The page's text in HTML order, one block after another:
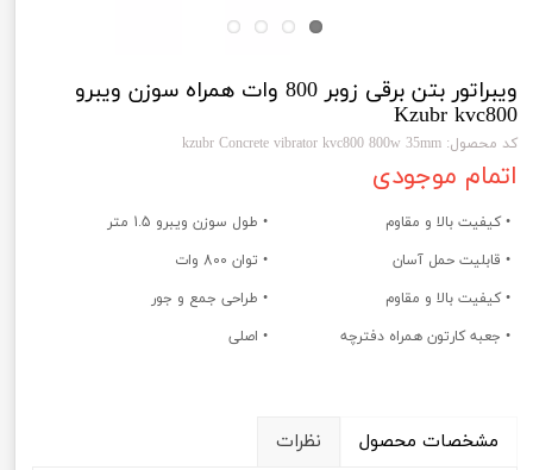
ویبراتور بتن برقی زوبر 800 وات همراه سوزن ویبرو
Kzubr kvc800
کد محصول: kzubr Concrete vibrator kvc800 800w 35mm
اتمام موجودی
• کیفیت بالا و مقاوم
• طول سوزن ویبرو 1.5 متر
• قابلیت حمل آسان
• توان 800 وات
• کیفیت بالا و مقاوم
• طراحی جمع و جور
• جعبه کارتون همراه دفترچه
• اصلی
مشخصات محصول نظرات